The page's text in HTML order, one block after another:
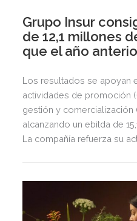
Grupo Insur
de 12,1 millones
que el año
Los resultados se apoyan
actividades de promoción
gestión y comercialización
alcanzando un ebitda de
La compañía refuerza su
España.